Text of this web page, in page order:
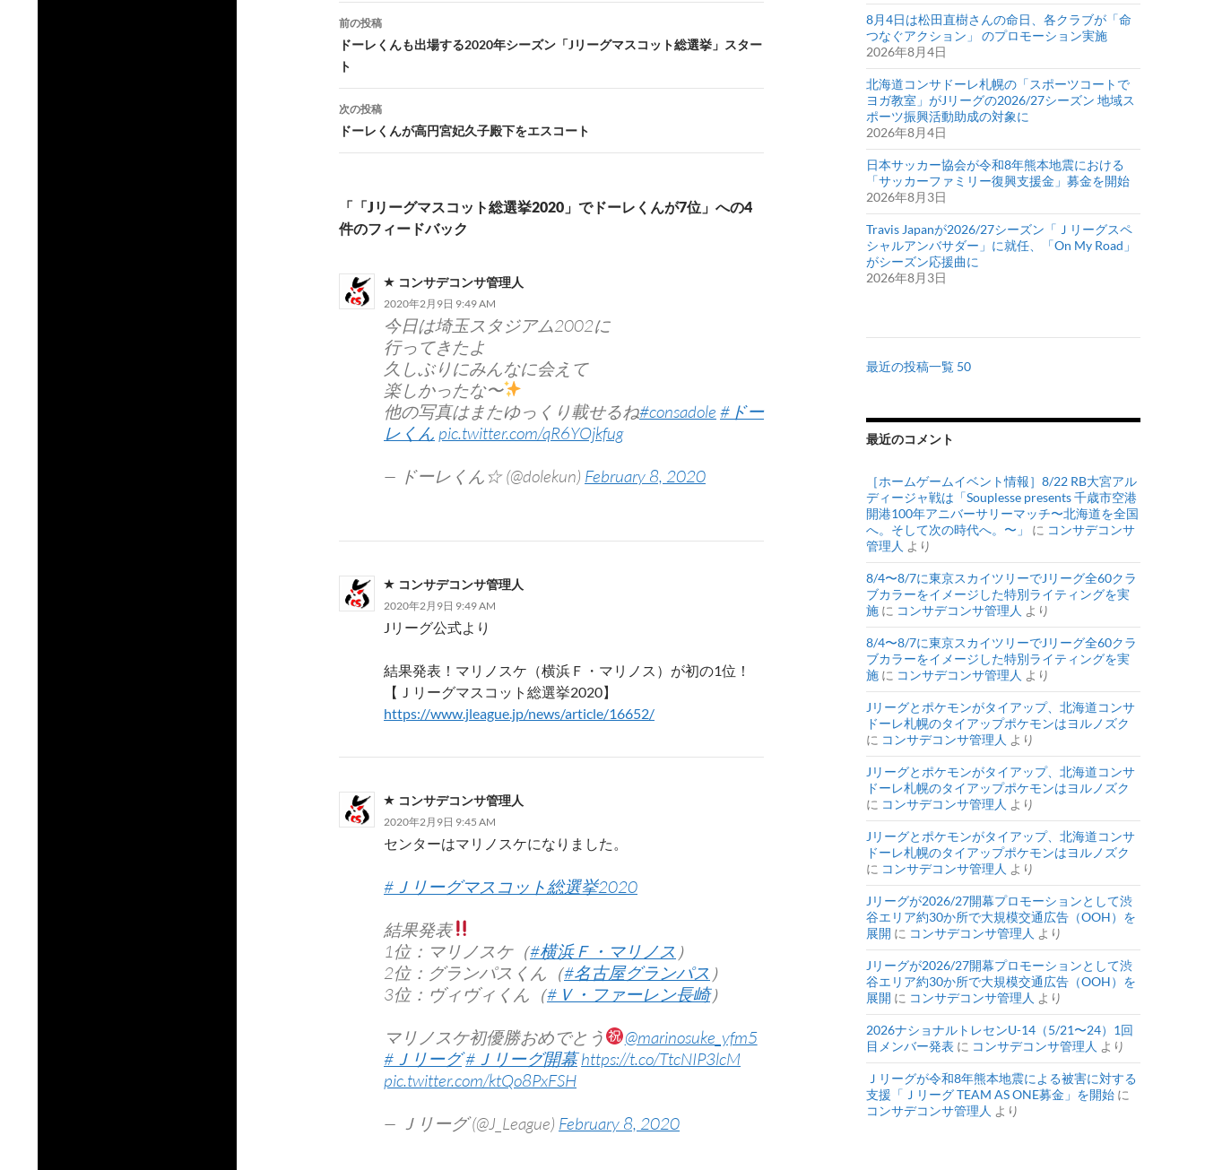
投
稿
ナ
ビ
ゲ
シ
ョ
ン
前の投稿
ドーレくんも出場する2020年シーズン「Jリーグマスコット総選挙」スター
ト
次の投稿
ドーレくんが高円宮妃久子殿下をエスコート
「「Jリーグマスコット総選挙2020」でドーレくんが7位」への4
件のフィードバック
コンサデコンサ管理人
2020年2月9日 9:49 AM
今日は埼玉スタジアム2002に
行ってきたよ
久しぶりにみんなに会えて
楽しかったな〜
他の写真はまたゆっくり載せるね#consadole #ドー
レくん pic.twitter.com/qR6YOjkfug
— ドーレくん☆ (@dolekun) February 8, 2020
コンサデコンサ管理人
2020年2月9日 9:49 AM
Jリーグ公式より
結果発表！マリノスケ（横浜Ｆ・マリノス）が初の1位！
【Ｊリーグマスコット総選挙2020】
https://www.jleague.jp/news/article/16652/
コンサデコンサ管理人
2020年2月9日 9:45 AM
センターはマリノスケになりました。
#Ｊリーグマスコット総選挙2020
結果発表
1位：マリノスケ（#横浜Ｆ・マリノス ）
2位：グランパスくん（#名古屋グランパス ）
3位：ヴィヴィくん（#Ｖ・ファーレン長崎）
マリノスケ初優勝おめでとう
@marinosuke_yfm5
#Ｊリーグ#Ｊリーグ開幕 https://t.co/TtcNIP3lcM
pic.twitter.com/ktQo8PxFSH
— Ｊリーグ (@J_League) February 8, 2020
8月4日は松田直樹さんの命日、各クラブが「命
つなぐアクション」 のプロモーション実施
2026年8月4日
北海道コンサドーレ札幌の「スポーツコートで
ヨガ教室」がJリーグの2026/27シーズン 地域ス
ポーツ振興活動助成の対象に
2026年8月4日
日本サッカー協会が令和8年熊本地震における
「サッカーファミリー復興支援金」募金を開始
2026年8月3日
Travis Japanが2026/27シーズン「Ｊリーグスペ
シャルアンバサダー」に就任、「On My Road」
がシーズン応援曲に
2026年8月3日
最近の投稿一覧 50
最近のコメント
［ホームゲームイベント情報］8/22 RB大宮アル
ディージャ戦は「Souplesse presents 千歳市空港
開港100年アニバーサリーマッチ〜北海道を全国
へ。そして次の時代へ。〜」
に コンサデコンサ
管理人 より
8/4〜8/7に東京スカイツリーでJリーグ全60クラ
ブカラーをイメージした特別ライティングを実
施 に コンサデコンサ管理人 より
8/4〜8/7に東京スカイツリーでJリーグ全60クラ
ブカラーをイメージした特別ライティングを実
施 に コンサデコンサ管理人 より
Jリーグとポケモンがタイアップ、北海道コンサ
ドーレ札幌のタイアップポケモンはヨルノズク
に コンサデコンサ管理人 より
Jリーグとポケモンがタイアップ、北海道コンサ
ドーレ札幌のタイアップポケモンはヨルノズク
に コンサデコンサ管理人 より
Jリーグとポケモンがタイアップ、北海道コンサ
ドーレ札幌のタイアップポケモンはヨルノズク
に コンサデコンサ管理人 より
Jリーグが2026/27開幕プロモーションとして渋
谷エリア約30か所で大規模交通広告（OOH）を
展開 に コンサデコンサ管理人 より
Jリーグが2026/27開幕プロモーションとして渋
谷エリア約30か所で大規模交通広告（OOH）を
展開 に コンサデコンサ管理人 より
2026ナショナルトレセンU-14（5/21〜24）1回
目メンバー発表 に コンサデコンサ管理人 より
Ｊリーグが令和8年熊本地震による被害に対する
支援「Ｊリーグ TEAM AS ONE募金」を開始 に
コンサデコンサ管理人 より